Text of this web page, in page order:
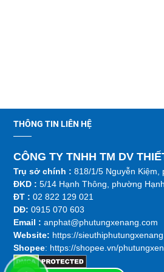
2T)
Trục khuỷu xe nâng Toyota
Bơm nước xe nâng
4D94-2P
C240PKJ | AP-Z-5-1-
Tắc kê bánh sau xe nâng
CPC(D)10-30,CPD10-
30;CPCD20-30
Cam xoay xe nâng Nichiyu
Nichiyu FB10-18 65 Series
THÔNG TIN LIÊN HỆ
CÔNG TY TNHH TM DV
Trụ sở chính : 818/1/5 Nguyễn Kiệm,
ĐKD : 5/14 Hạnh Thông, phường
ĐT : 02 822 129 021
DĐ: 0915 070 603
Email : anphat@phutungxenang.com
Website: https://
Shopee: https://shopee.vn/